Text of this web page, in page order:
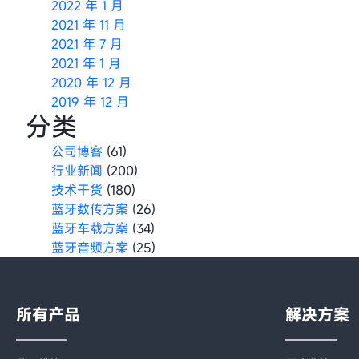
2022 年 1 月
2021 年 11 月
2021 年 7 月
2021 年 1 月
2020 年 12 月
2019 年 12 月
分类
公司博客 (61)
行业新闻 (200)
技术干货 (180)
蓝牙数传方案 (26)
蓝牙车载方案 (34)
蓝牙音频方案 (25)
所有产品 解决方案